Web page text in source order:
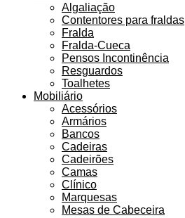
Algaliação
Contentores para fraldas
Fralda
Fralda-Cueca
Pensos Incontinência
Resguardos
Toalhetes
Mobiliário
Acessórios
Armários
Bancos
Cadeiras
Cadeirões
Camas
Clínico
Marquesas
Mesas de Cabeceira